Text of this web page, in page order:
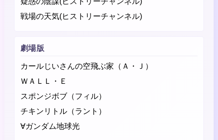
戦場の天気(ヒストリーチャンネル)
劇場版
カールじいさんの空飛ぶ家（Ａ・Ｊ）
ＷＡＬＬ・Ｅ
スポンジボブ（フィル）
チキンリトル（ラント）
∀ガンダム地球光